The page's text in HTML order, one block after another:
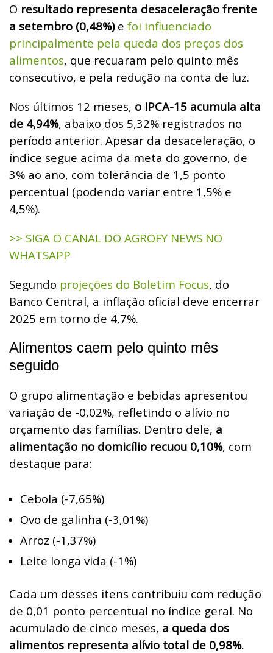
O resultado representa desaceleração frente
a setembro (0,48%)e foi influenciado
principalmente pela queda dos preços dos
alimentos, que recuaram pelo quinto mês
consecutivo, e pela redução na conta de luz.
Nos últimos 12 meses, o IPCA-15 acumula alta
de 4,94%, abaixo dos 5,32% registrados no
período anterior. Apesar da desaceleração, o
índice segue acima da meta do governo, de
3% ao ano, com tolerância de 1,5 ponto
percentual (podendo variar entre 1,5% e
4,5%).
>> SIGA O CANAL DO AGROFY NEWS NO
WHATSAPP
Segundo projeções do Boletim Focus, do
Banco Central, a inflação oficial deve encerrar
2025 em torno de 4,7%.
Alimentos caem pelo quinto mês
seguido
O grupo alimentação e bebidas apresentou
variação de -0,02%, refletindo o alívio no
orçamento das famílias. Dentro dele, a
alimentação no domicílio recuou 0,10%, com
destaque para:
Cebola (-7,65%)
Ovo de galinha (-3,01%)
Arroz (-1,37%)
Leite longa vida (-1%)
Cada um desses itens contribuiu com redução
de 0,01 ponto percentual no índice geral. No
acumulado de cinco meses, a queda dos
alimentos representa alívio total de 0,98%.